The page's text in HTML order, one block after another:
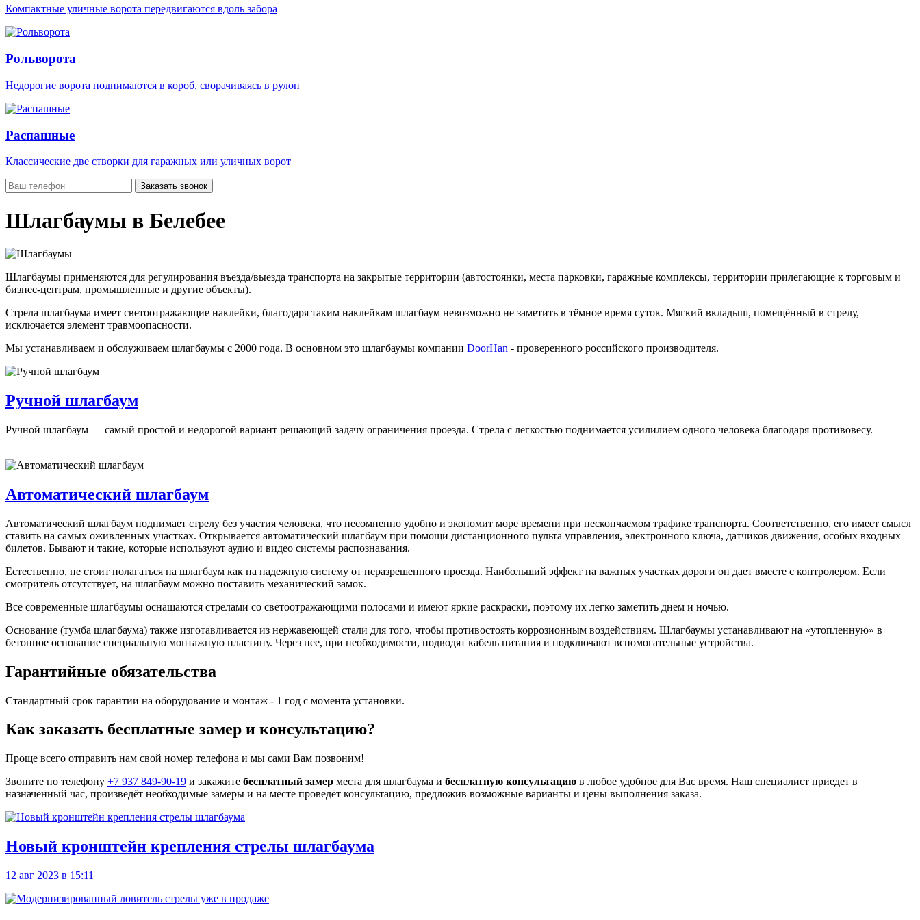
Компактные уличные ворота передвигаются вдоль забора
Рольворота
Недорогие ворота поднимаются в короб, сворачиваясь в рулон
Распашные
Классические две створки для гаражных или уличных ворот
Заказать звонок
Шлагбаумы в Белебее
Шлагбаумы применяются для регулирования въезда/выезда транспорта на закрытые территории (автостоянки, места парковки, гаражные комплексы, территории прилегающие к торговым и
бизнес-центрам, промышленные и другие объекты).
Стрела шлагбаума имеет светоотражающие наклейки, благодаря таким наклейкам шлагбаум невозможно не заметить в тёмное время суток. Мягкий вкладыш, помещённый в стрелу,
исключается элемент травмоопасности.
Мы устанавливаем и обслуживаем шлагбаумы с 2000 года. В основном это шлагбаумы компании DoorHan - проверенного российского производителя.
Ручной шлагбаум
Ручной шлагбаум — самый простой и недорогой вариант решающий задачу ограничения проезда. Стрела с легкостью поднимается усилилием одного человека благодаря противовесу.
Автоматический шлагбаум
Автоматический шлагбаум поднимает стрелу без участия человека, что несомненно удобно и экономит море времени при нескончаемом трафике транспорта. Соответственно, его имеет смысл
ставить на самых оживленных участках. Открывается автоматический шлагбаум при помощи дистанционного пульта управления, электронного ключа, датчиков движения, особых входных
билетов. Бывают и такие, которые используют аудио и видео системы распознавания.
Естественно, не стоит полагаться на шлагбаум как на надежную систему от неразрешенного проезда. Наибольший эффект на важных участках дороги он дает вместе с контролером. Если
смотритель отсутствует, на шлагбаум можно поставить механический замок.
Все современные шлагбаумы оснащаются стрелами со светоотражающими полосами и имеют яркие раскраски, поэтому их легко заметить днем и ночью.
Основание (тумба шлагбаума) также изготавливается из нержавеющей стали для того, чтобы противостоять коррозионным воздействиям. Шлагбаумы устанавливают на «утопленную» в
бетонное основание специальную монтажную пластину. Через нее, при необходимости, подводят кабель питания и подключают вспомогательные устройства.
Гарантийные обязательства
Стандартный срок гарантии на оборудование и монтаж - 1 год с момента установки.
Как заказать бесплатные замер и консультацию?
Проще всего отправить нам свой номер телефона и мы сами Вам позвоним!
Звоните по телефону +7 937 849-90-19 и закажите бесплатный замер места для шлагбаума и бесплатную консультацию в любое удобное для Вас время. Наш специалист приедет в
назначенный час, произведёт необходимые замеры и на месте проведёт консультацию, предложив возможные варианты и цены выполнения заказа.
Новый кронштейн крепления стрелы шлагбаума
12 авг 2023 в 15:11